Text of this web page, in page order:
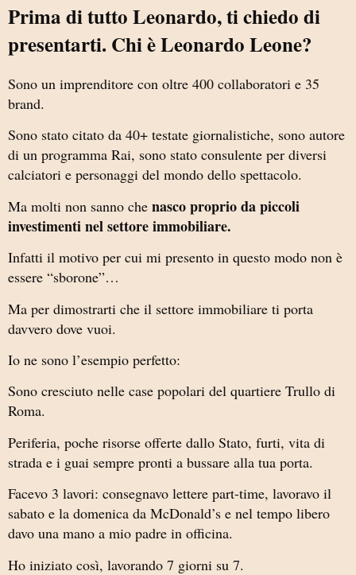
Prima di tutto Leonardo, ti chiedo di
presentarti. Chi è Leonardo Leone?
Sono un imprenditore con oltre 400 collaboratori e 35
brand.
Sono stato citato da 40+ testate giornalistiche, sono autore
di un programma Rai, sono stato consulente per diversi
calciatori e personaggi del mondo dello spettacolo.
Ma molti non sanno che nasco proprio da piccoli
investimenti nel settore immobiliare.
Infatti il motivo per cui mi presento in questo modo non è
essere “sborone”…
Ma per dimostrarti che il settore immobiliare ti porta
davvero dove vuoi.
Io ne sono l’esempio perfetto:
Sono cresciuto nelle case popolari del quartiere Trullo di
Roma.
Periferia, poche risorse offerte dallo Stato, furti, vita di
strada e i guai sempre pronti a bussare alla tua porta.
Facevo 3 lavori: consegnavo lettere part-time, lavoravo il
sabato e la domenica da McDonald’s e nel tempo libero
davo una mano a mio padre in officina.
Ho iniziato così, lavorando 7 giorni su 7.